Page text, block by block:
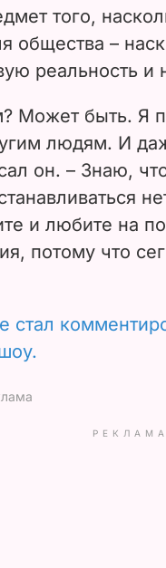
i
d
o
того,
общества –
реальность и
Может быть. Я
людям. И
он. – Знаю,
и любите на
потому что
стал
РЕКЛАМА